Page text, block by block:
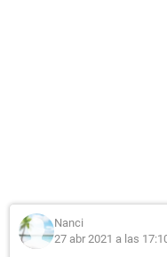
Nanci
27 abr 2021 a las